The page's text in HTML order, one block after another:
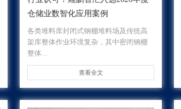
仓储业数智化应用案例
各类堆料库封闭式钢棚堆料场及传统高
架库整体作业环境复杂，其中密闭钢棚
整体...
查看全文